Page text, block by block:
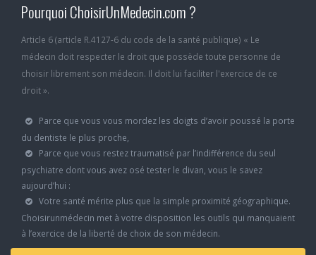
Pourquoi ChoisirUnMedecin.com ?
Article 6 (article R.4127-6 du code de la santé publique) « Le
médecin doit respecter le droit que possède toute personne de
choisir librement son médecin. Il doit lui faciliter l'exercice de ce
droit ».
Parce que vous vous mordez les doigts d’avoir poussé la porte
du dentiste le plus proche,
Parce que vous restez traumatisé par l’indifférence du seul
psychiatre dont vous avez osé tester le divan, vous le savez
aujourd’hui :
Votre santé mérite plus que la simple proximité géographique.
Choisirunmédecin met à votre disposition les outils qui manquaient
à l’exercice de la liberté de choix de son médecin.